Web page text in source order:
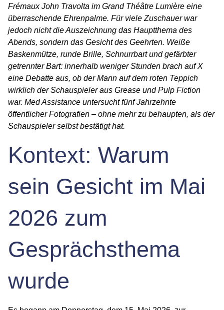
Frémaux John Travolta im Grand Théâtre Lumière eine
überraschende Ehrenpalme. Für viele Zuschauer war
jedoch nicht die Auszeichnung das Hauptthema des
Abends, sondern das Gesicht des Geehrten. Weiße
Baskenmütze, runde Brille, Schnurrbart und gefärbter
getrennter Bart: innerhalb weniger Stunden brach auf X
eine Debatte aus, ob der Mann auf dem roten Teppich
wirklich der Schauspieler aus Grease undPulp Fiction
war. Med Assistance untersucht fünf Jahrzehnte
öffentlicher Fotografien – ohne mehr zu behaupten, als der
Schauspieler selbst bestätigt hat.
Kontext: Warum
sein Gesicht im Mai
2026 zum
Gesprächsthema
wurde